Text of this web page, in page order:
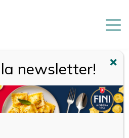
/TORTELLONI RICOTTA E
newsletter!